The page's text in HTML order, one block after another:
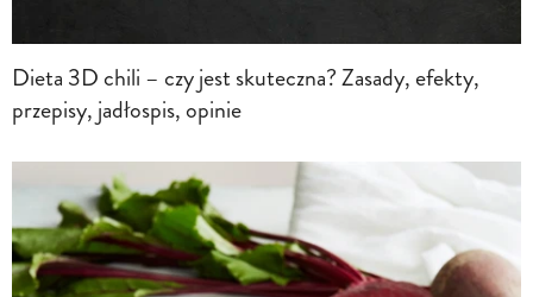
Dieta 3D chili – czy jest skuteczna? Zasady, efekty,
przepisy, jadłospis, opinie